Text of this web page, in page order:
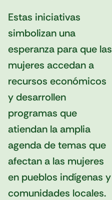
Estas iniciativas
simbolizan una
esperanza para que las
mujeres accedan a
recursos económicos
y desarrollen
programas que
atiendan la amplia
agenda de temas que
afectan a las mujeres
en pueblos indígenas y
comunidades locales.